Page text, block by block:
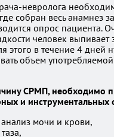
невролога
собран весь анамнез
опрос пациента.
человек выпивает
этого в течение 4 дней
объем
СРМП, необходимо
и инструментальных
мочи и крови,